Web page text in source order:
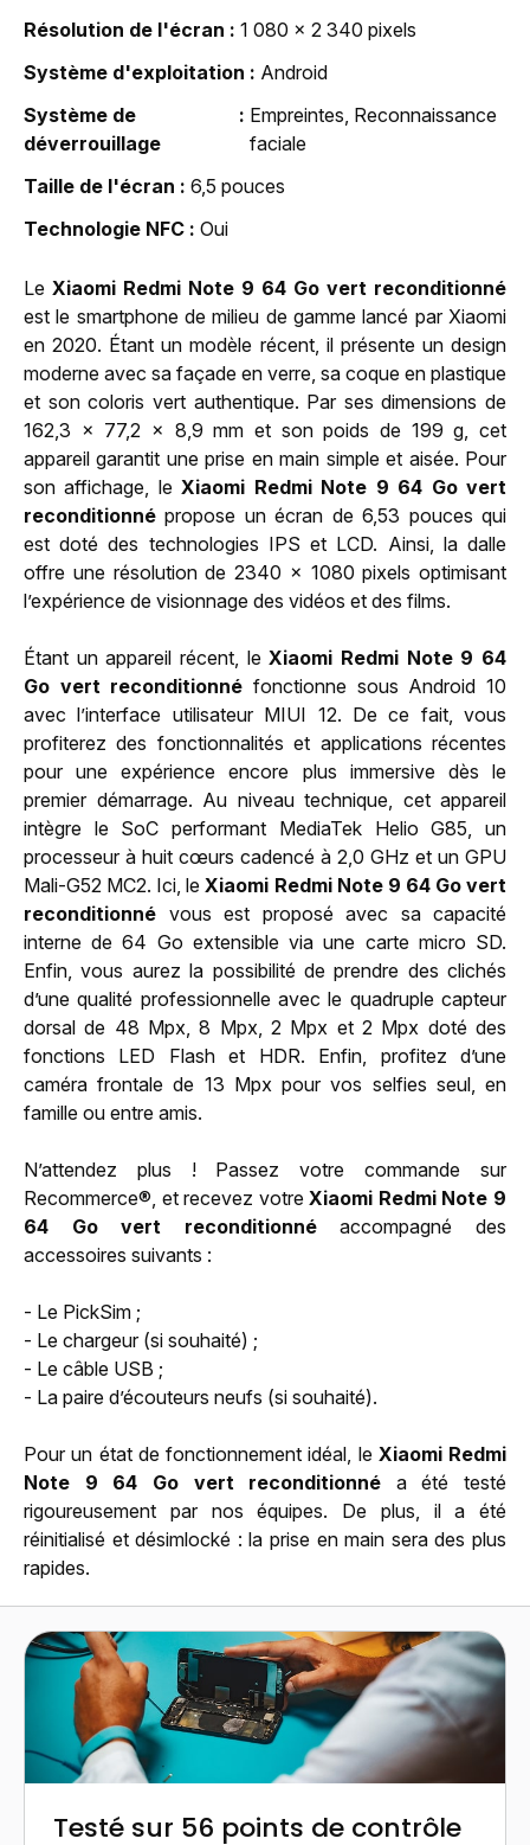
Résolution de l'écran
1 080 x 2 340 pixels
Système d'exploitation
Android
Système de
déverrouillage
Empreintes, Reconnaissance
faciale
Taille de l'écran
6,5 pouces
Technologie NFC
Oui
Le Xiaomi Redmi Note 9 64 Go vert reconditionné
est le smartphone de milieu de gamme lancé par Xiaomi
en 2020. Étant un modèle récent, il présente un design
moderne avec sa façade en verre, sa coque en plastique
et son coloris vert authentique. Par ses dimensions de
162,3 x 77,2 x 8,9 mm et son poids de 199 g, cet
appareil garantit une prise en main simple et aisée. Pour
son affichage, leXiaomi Redmi Note 9 64 Go vert
reconditionné propose un écran de 6,53 pouces qui
est doté des technologies IPS et LCD. Ainsi, la dalle
offre une résolution de 2340 x 1080 pixels optimisant
l’expérience de visionnage des vidéos et des films.
Étant un appareil récent, leXiaomi Redmi Note 9 64
Go vert reconditionné fonctionne sous Android 10
avec l’interface utilisateur MIUI 12. De ce fait, vous
profiterez des fonctionnalités et applications récentes
pour une expérience encore plus immersive dès le
premier démarrage. Au niveau technique, cet appareil
intègre le SoC performant MediaTek Helio G85, un
processeur à huit cœurs cadencé à 2,0 GHz et un GPU
Mali-G52 MC2. Ici, leXiaomi Redmi Note 9 64 Go vert
reconditionné vous est proposé avec sa capacité
interne de 64 Go extensible via une carte micro SD.
Enfin, vous aurez la possibilité de prendre des clichés
d’une qualité professionnelle avec le quadruple capteur
dorsal de 48 Mpx, 8 Mpx, 2 Mpx et 2 Mpx doté des
fonctions LED Flash et HDR. Enfin, profitez d’une
caméra frontale de 13 Mpx pour vos selfies seul, en
famille ou entre amis.
N’attendez plus ! Passez votre commande sur
Recommerce®, et recevez votreXiaomi Redmi Note 9
64 Go vert reconditionnéaccompagné des
accessoires suivants :
- Le PickSim ;
- Le chargeur (si souhaité) ;
- Le câble USB ;
- La paire d’écouteurs neufs (si souhaité).
Pour un état de fonctionnement idéal, le Xiaomi Redmi
Note 9 64 Go vert reconditionné a été testé
rigoureusement par nos équipes. De plus, il a été
réinitialisé et désimlocké : la prise en main sera des plus
rapides.
Testé sur 56 points de contrôle